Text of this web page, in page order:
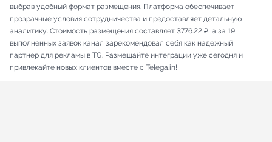
выбрав удобный формат размещения. Платформа обеспечивает
прозрачные условия сотрудничества и предоставляет детальную
аналитику. Стоимость размещения составляет 3776.22 ₽, а за 19
выполненных заявок канал зарекомендовал себя как надежный
партнер для рекламы в TG. Размещайте интеграции уже сегодня и
привлекайте новых клиентов вместе с Telega.in!